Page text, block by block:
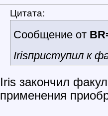
Цитата:
Сообщение от
Irisприступил к
Iris закончил
применения